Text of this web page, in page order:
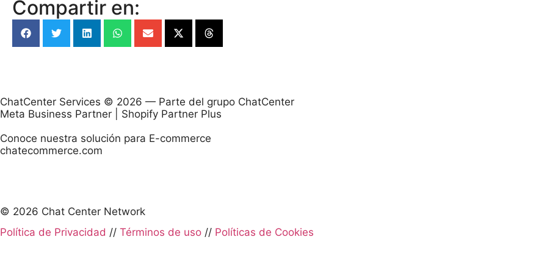
Compartir en:
ChatCenter Services © 2026 — Parte del grupo ChatCenter
Meta Business Partner | Shopify Partner Plus
Conoce nuestra solución para E-commerce
chatecommerce.com
© 2026 Chat Center Network
Política de Privacidad // Términos de uso // Políticas de Cookies